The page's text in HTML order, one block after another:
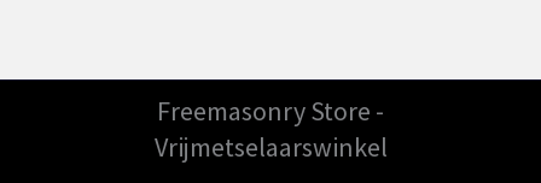
Freemasonry Store -
Vrijmetselaarswinkel